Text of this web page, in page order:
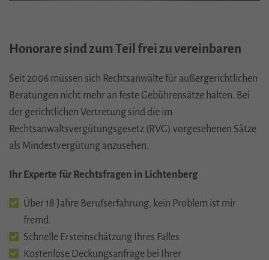
Honorare sind zum Teil frei zu vereinbaren
Seit 2006 müssen sich Rechtsanwälte für außergerichtlichen
Beratungen nicht mehr an feste Gebührensätze halten. Bei
der gerichtlichen Vertretung sind die im
Rechtsanwaltsvergütungsgesetz (RVG) vorgesehenen Sätze
als Mindestvergütung anzusehen.
Ihr Experte für Rechtsfragen in Lichtenberg
Über 18 Jahre Berufserfahrung, kein Problem ist mir
fremd.
Schnelle Ersteinschätzung Ihres Falles
Kostenlose Deckungsanfrage bei Ihrer